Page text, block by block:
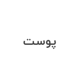
پوست